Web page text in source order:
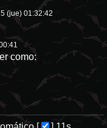
(jue) 01:32:42
como: